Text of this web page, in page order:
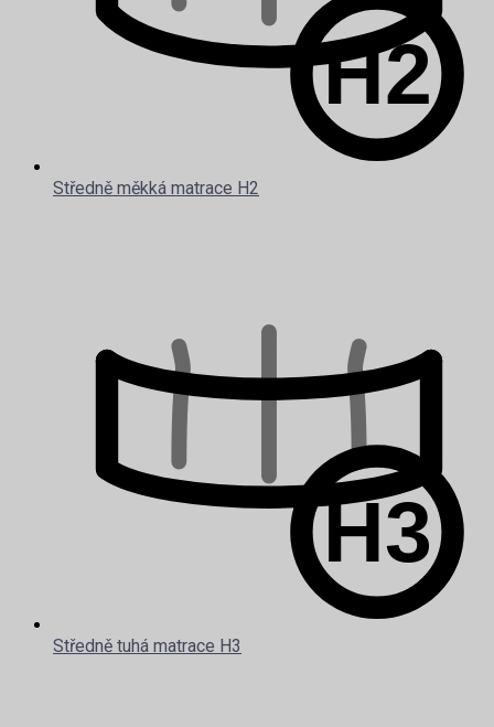
Středně měkká matrace H2
Středně tuhá matrace H3